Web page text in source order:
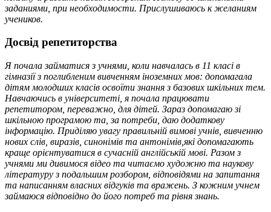
заданиями, при необходимости. Прислушиваюсь к желаниям
учеников.
Досвід репетиторства
Я почала займатися з учнями, коли навчалась в 11 класі в
гімназії з поглибленим вивченням іноземних мов: допомагала
дітям молодших класів освоїти знання з базових шкільних тем.
Навчаючись в університеті, я почала працювати
репетитором, переважно, для дітей. Зараз допомагаю зі
шкільною програмою та, за потреби, даю додаткову
інформацію. Приділяю увагу правильній вимові учнів, вивченню
нових слів, виразів, синонімів та антонімів,які допомагають
краще орієнтуватися в сучасній англійській мові. Разом з
учнями ми дивимося відео та читаємо художню та наукову
літературу з подальшим розбором, відповідями на запитання
та написанням власних відгуків та вражень. З кожним учнем
займаюся відповідно до його потреб та рівня знань.